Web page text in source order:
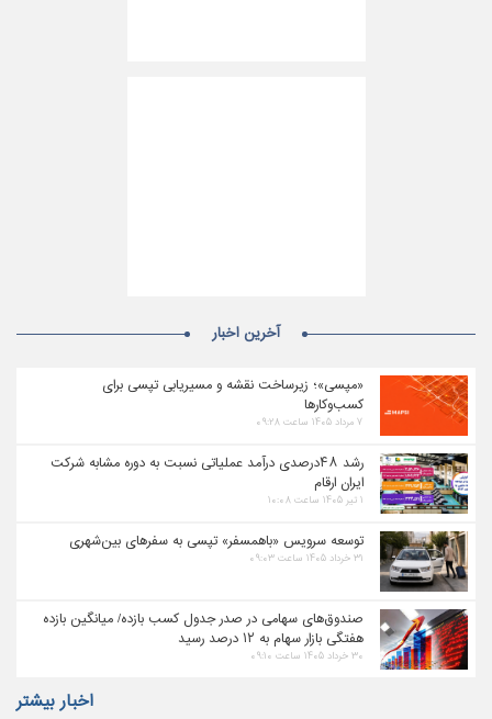
آخرین اخبار
«مپسی»؛ زیرساخت نقشه و مسیریابی تپسی برای
کسب‌وکارها
۷ مرداد ۱۴۰۵ ساعت ۰۹:۲۸
رشد ۴۸درصدی درآمد عملیاتی نسبت به دوره مشابه شرکت
ایران ارقام
۱ تیر ۱۴۰۵ ساعت ۱۰:۰۸
توسعه سرویس «باهمسفر» تپسی به سفرهای بین‌شهری
۳۱ خرداد ۱۴۰۵ ساعت ۰۹:۰۳
صندوق‌های سهامی در صدر جدول کسب بازده/ میانگین بازده
هفتگی بازار سهام به ۱۲ درصد رسید
۳۰ خرداد ۱۴۰۵ ساعت ۰۹:۱۰
اخبار بیشتر